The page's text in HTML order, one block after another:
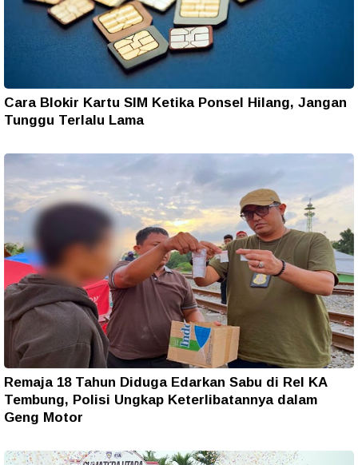
Cara Blokir Kartu SIM Ketika Ponsel Hilang, Jangan
Tunggu Terlalu Lama
Remaja 18 Tahun Diduga Edarkan Sabu di Rel KA
Tembung, Polisi Ungkap Keterlibatannya dalam
Geng Motor